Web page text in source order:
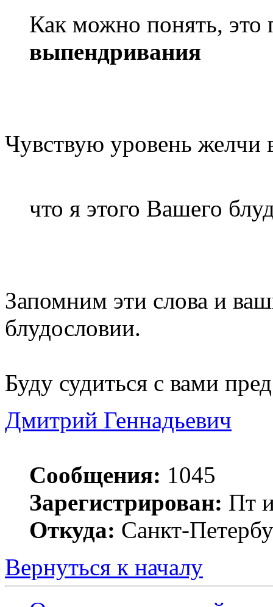
Как можно понять,
выпендривания
Чувствую уровень желчи
что я этого Вашего
Запомним эти слова и
блудословии.
Буду судиться с вами
Дмитрий Геннадьевич
Сообщения: 1045
Зарегистрирован: Пт
Откуда: Санкт-
Вернуться к началу